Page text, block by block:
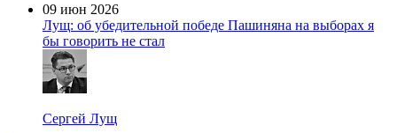
09 июн 2026
Лущ: об убедительной победе Пашиняна на выборах я
бы говорить не стал
Сергей Лущ